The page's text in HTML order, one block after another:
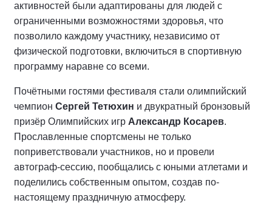
активностей были адаптированы для людей с
ограниченными возможностями здоровья, что
позволило каждому участнику, независимо от
физической подготовки, включиться в спортивную
программу наравне со всеми.
Почётными гостями фестиваля стали олимпийский
чемпион Сергей Тетюхин и двукратный бронзовый
призёр Олимпийских игр Александр Косарев.
Прославленные спортсмены не только
поприветствовали участников, но и провели
автограф-сессию, пообщались с юными атлетами и
поделились собственным опытом, создав по-
настоящему праздничную атмосферу.